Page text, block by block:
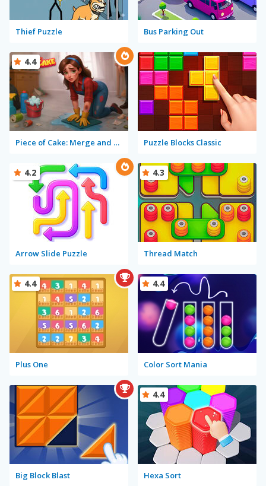
Thief Puzzle Bus Parking Out
Piece of Cake: Merge and Bake
4.4
Puzzle Blocks Classic
Arrow Slide Puzzle
4.2
Thread Match
4.3
Plus One
4.4
Color Sort Mania
4.4
Big Block Blast Hexa Sort
4.4